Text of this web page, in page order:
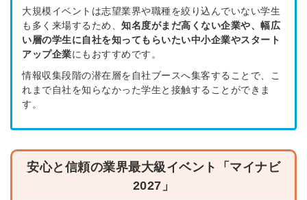
大規模イベントは志望業界や職種を絞り込んでいない学生
も多く来場するため、 知名度がまだ高くない企業や、幅広
い層の学生に自社を知ってもらいたい中小企業やスタート
アップ企業にもおすすめです。
情報収集段階の潜在層を自社ブースへ集客することで、こ
れまで自社を知らなかった学生と接触することができま
す。
安心と信頼の業界最大級イベント「マイナビ
2027」